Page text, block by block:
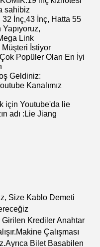
Bir Çok Arayüze
sahibiz
32 İnç,43 İnç, Hatta 55
Yapıyoruz,
Link
Müşteri İstiyor